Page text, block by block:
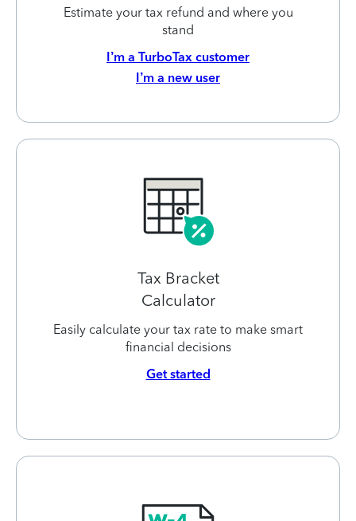
Estimate your tax refund and where you
stand
I’m a TurboTax customer
I’m a new user
Tax Bracket
Calculator
Easily calculate your tax rate to make smart
financial decisions
Get started